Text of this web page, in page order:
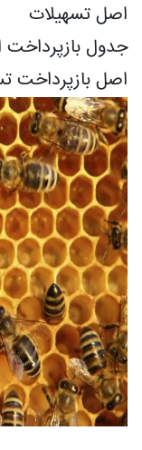
اصل تسهیلات
جدول بازپرداخت
اصل بازپرداخت